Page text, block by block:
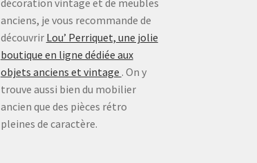
décoration vintage et de meubles
anciens, je vous recommande de
découvrir Lou’ Perriquet, une jolie
boutique en ligne dédiée aux
objets anciens et vintage . On y
trouve aussi bien du mobilier
ancien que des pièces rétro
pleines de caractère.